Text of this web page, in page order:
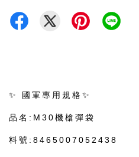
✨ 國軍專用規格✨
品名:M30機槍彈袋
料號:8465007052438